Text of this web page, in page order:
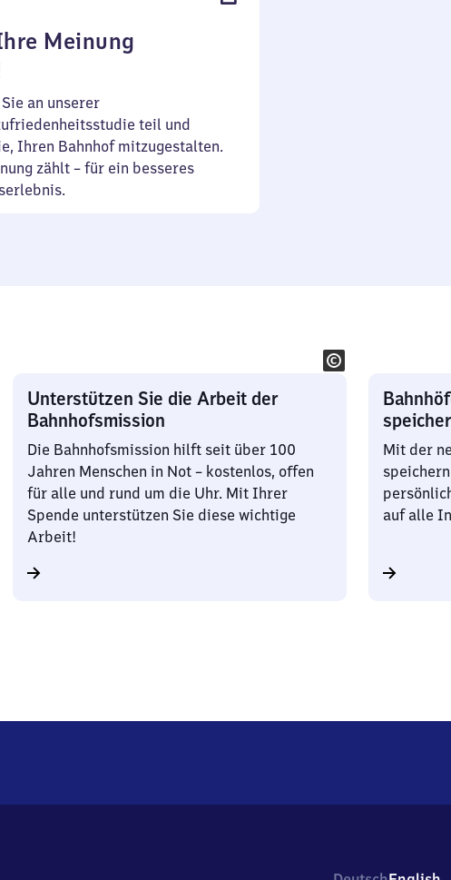
Meinung
an unserer
teil und
Ihren Bahnhof mitzugestalten.
zählt – für ein besseres
Unterstützen Sie die Arbeit der
Bahnhofsmission
Die Bahnhofsmission hilft seit über 100
Jahren Menschen in Not – kostenlos, offen
für alle und rund um die Uhr. Mit Ihrer
Spende unterstützen Sie diese wichtige
Arbeit!
Mit der
auf alle